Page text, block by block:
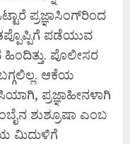
ಪ್ರಜ್ಞಾಸಿಂಗ್‌ರಿಂದ
ಪಡೆಯುವ
ಪೊಲೀಸರ
ಆಕೆಯ
ಪ್ರಜ್ಞಾಹೀನಳಾಗಿ
ಶುಶ್ರೂಷಾ ಎಂಬ
ಮಿದುಳಿಗೆ